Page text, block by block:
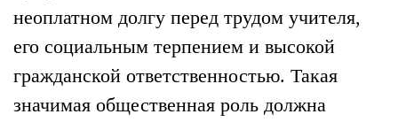
неоплатном долгу перед трудом учителя,
его социальным терпением и высокой
гражданской ответственностью. Такая
значимая общественная роль должна